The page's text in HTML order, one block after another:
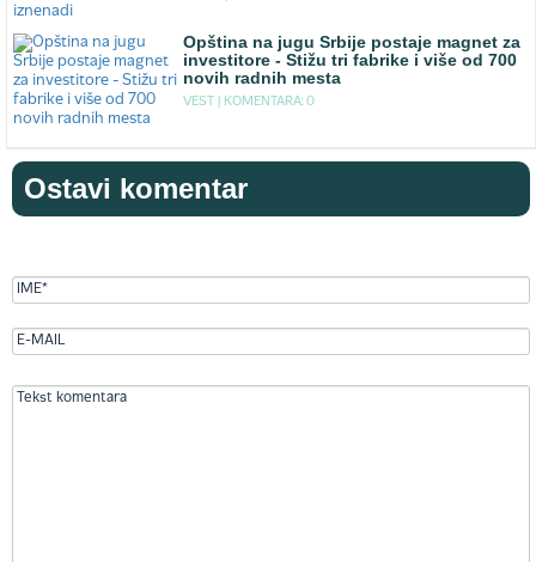
Opština na jugu Srbije postaje magnet za
investitore - Stižu tri fabrike i više od 700
novih radnih mesta
VEST | KOMENTARA: 0
Ostavi komentar